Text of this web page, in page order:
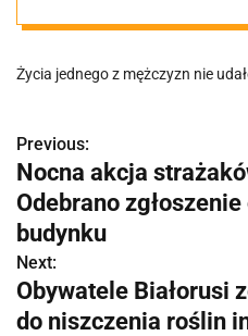
którym
dwie
rozbił
drzewie
Życia jednego z mężczyzn nie
N
a
w
i
g
Previous:
Nocna akcja
Odebrano
budynku
Next:
Obywatele Białorusi
do niszczenia roślin